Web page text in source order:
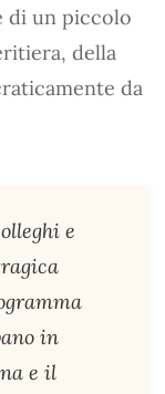
di un piccolo
della
da
e
in
e il